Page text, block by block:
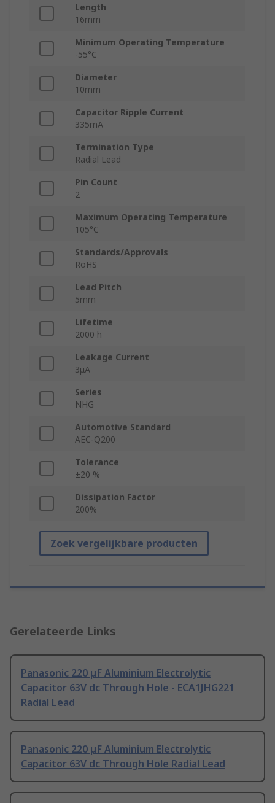
Length
16mm
Minimum Operating Temperature
-55°C
Diameter
10mm
Capacitor Ripple Current
335mA
Termination Type
Radial Lead
Pin Count
2
Maximum Operating Temperature
105°C
Standards/Approvals
RoHS
Lead Pitch
5mm
Lifetime
2000 h
Leakage Current
3μA
Series
NHG
Automotive Standard
AEC-Q200
Tolerance
±20 %
Dissipation Factor
200%
Zoek vergelijkbare producten
Gerelateerde Links
Panasonic 220 μF Aluminium Electrolytic
Capacitor 63V dc Through Hole - ECA1JHG221
Radial Lead
Panasonic 220 μF Aluminium Electrolytic
Capacitor 63V dc Through Hole Radial Lead